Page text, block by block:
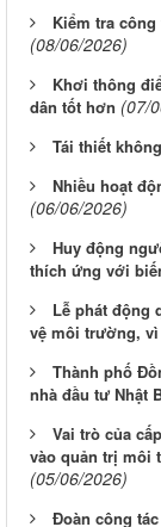
Kiểm tra
(08/06/2026)
Khơi thông
dân tốt hơn (07/
Tái thiết
Nhiều hoạt
(06/06/2026)
Huy động
thích ứng với
Lễ phát động
vệ môi trường, vì
Thành phố
nhà đầu tư Nhật
Vai trò của
vào quản trị môi
(05/06/2026)
Đoàn công